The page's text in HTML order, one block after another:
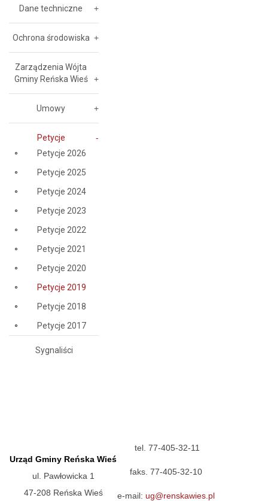
Dane techniczne
Ochrona środowiska
Zarządzenia Wójta
Gminy Reńska Wieś
Umowy
Petycje
Petycje 2026
Petycje 2025
Petycje 2024
Petycje 2023
Petycje 2022
Petycje 2021
Petycje 2020
Petycje 2019
Petycje 2018
Petycje 2017
Sygnaliści
Urząd Gminy Reńska Wieś
ul. Pawłowicka 1
47-208 Reńska Wieś
tel. 77-405-32-11
faks. 77-405-32-10
e-mail: ug@renskawies.pl